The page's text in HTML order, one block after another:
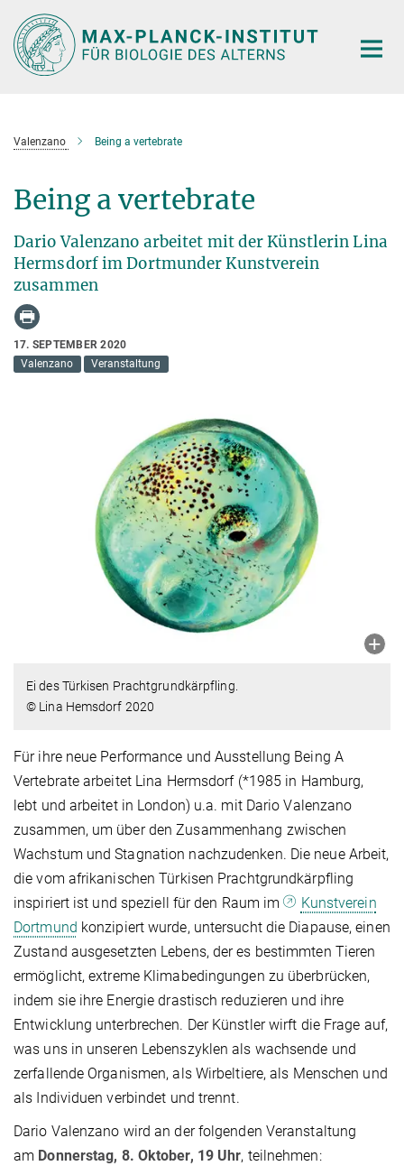
Hauptinhalt
Valenzano Being a vertebrate
Being a vertebrate
Dario Valenzano arbeitet mit der Künstlerin Lina
Hermsdorf im Dortmunder Kunstverein
zusammen
17. SEPTEMBER 2020
Valenzano
Veranstaltung
Ei des Türkisen Prachtgrundkärpfling.
© Lina Hemsdorf 2020
Für ihre neue Performance und Ausstellung Being A
Vertebrate arbeitet Lina Hermsdorf (*1985 in Hamburg,
lebt und arbeitet in London) u.a. mit Dario Valenzano
zusammen, um über den Zusammenhang zwischen
Wachstum und Stagnation nachzudenken. Die neue Arbeit,
die vom afrikanischen Türkisen Prachtgrundkärpfling
inspiriert ist und speziell für den Raum im
Kunstverein
Dortmund konzipiert wurde, untersucht die Diapause, einen
Zustand ausgesetzten Lebens, der es bestimmten Tieren
ermöglicht, extreme Klimabedingungen zu überbrücken,
indem sie ihre Energie drastisch reduzieren und ihre
Entwicklung unterbrechen. Der Künstler wirft die Frage auf,
was uns in unseren Lebenszyklen als wachsende und
zerfallende Organismen, als Wirbeltiere, als Menschen und
als Individuen verbindet und trennt.
Dario Valenzano wird an der folgenden Veranstaltung
am Donnerstag, 8. Oktober, 19 Uhr, teilnehmen: